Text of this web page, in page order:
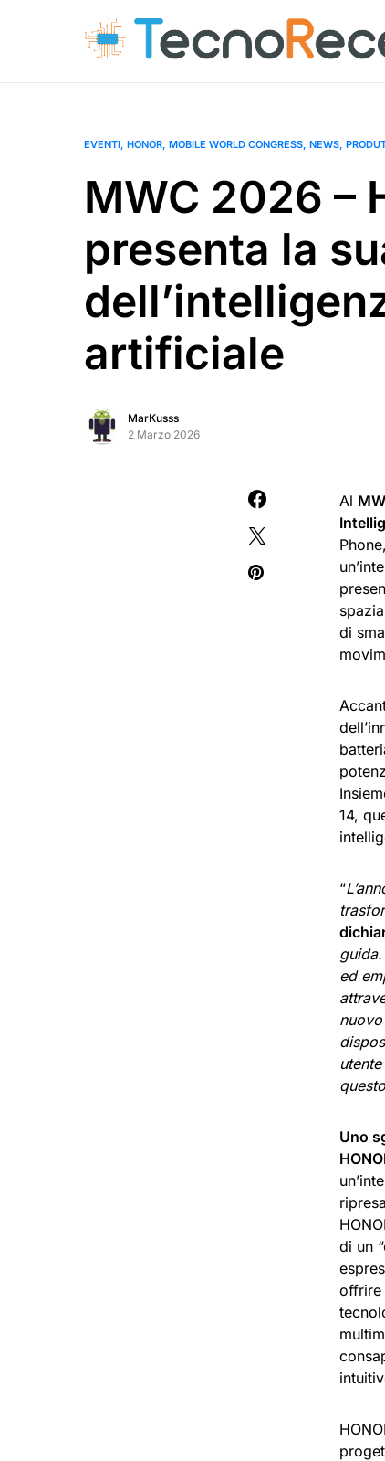
EVENTI HONOR MOBILE WORLD CONGRESS NEWS
MWC 2026 –
presenta la
artificiale
MarKusss
2 Marzo 2026
Al
di
14,
“
ed
Uno
di un
offrire